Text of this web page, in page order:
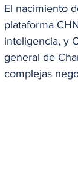
El nacimiento
plataforma
inteligencia, y
general de
complejas